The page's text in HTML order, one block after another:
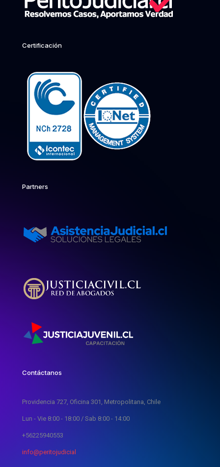
Certificación
Partners
Contáctanos
Providencia 727, Oficina 301, Metropolitana, Chile
Lun - Vie 8:00 - 18:00 / Sab 8:00 - 14:00
+56225940553
info@peritojudicial